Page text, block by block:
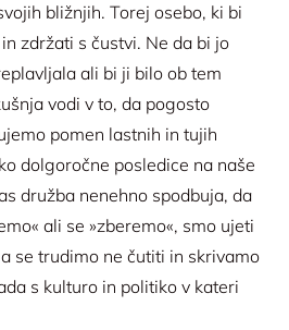
bližnjih. Torej osebo, ki bi
zdržati s čustvi. Ne da bi jo
ali bi ji bilo ob tem
vodi v to, da pogosto
pomen lastnih in tujih
dolgoročne posledice na naše
družba nenehno spodbuja, da
ali se »zberemo«, smo ujeti
se trudimo ne čutiti in skrivamo
s kulturo in politiko v kateri